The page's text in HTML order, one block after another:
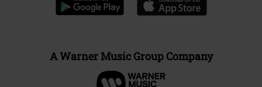
A Warner Music Group Company